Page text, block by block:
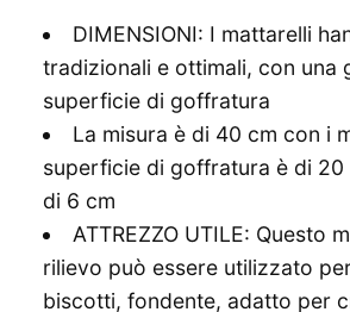
DIMENSIONI: I mattarelli
tradizionali e ottimali, con una
superficie di goffratura
La misura è di 40 cm con i
superficie di goffratura è di 20
di 6 cm
ATTREZZO UTILE: Questo
rilievo può essere utilizzato
biscotti, fondente, adatto per